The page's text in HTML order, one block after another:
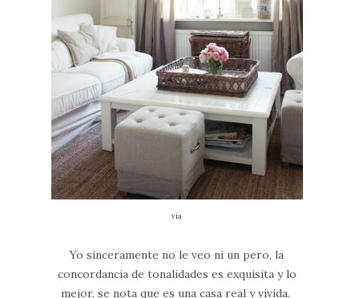
via
Yo sinceramente no le veo ni un pero, la
concordancia de tonalidades es exquisita y lo
mejor, se nota que es una casa real y vivida.